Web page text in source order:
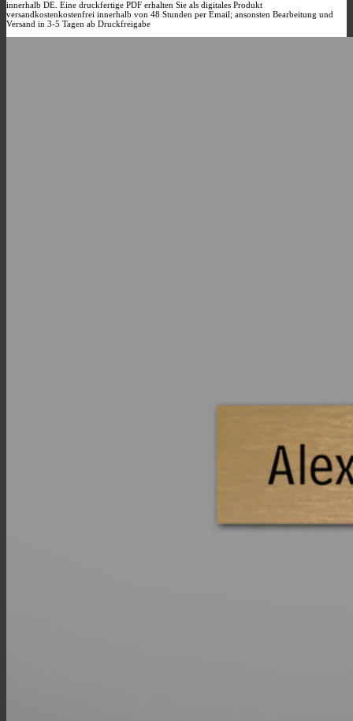
der
Produktseite
gewählt
innerhalb DE. Eine druckfertige PDF erhalten Sie als digitales Produkt
versandkostenkostenfrei innerhalb von 48 Stunden per Email; ansonsten Bearbeitung und
Versand in 3-5 Tagen ab Druckfreigabe